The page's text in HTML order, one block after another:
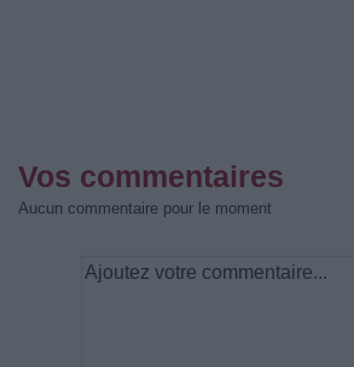
Vos commentaires
Aucun commentaire pour le moment